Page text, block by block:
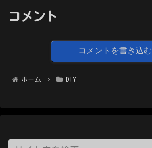
コメント
コメントを書き込む
ホーム DIY